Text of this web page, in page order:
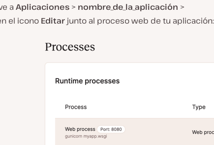
a Aplicaciones > nombre_de_la_aplicación >
el icono Editar junto al proceso web de tu aplicación: